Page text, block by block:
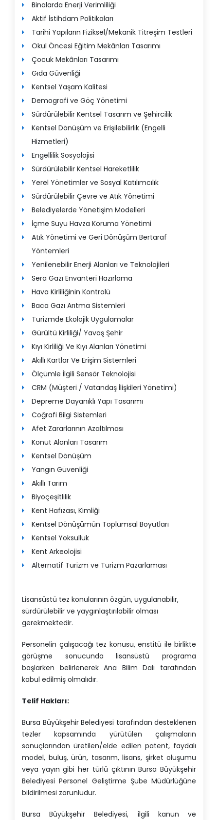
Binalarda Enerji Verimliliği
Aktif İstihdam Politikaları
Tarihi Yapıların Fiziksel/Mekanik Titreşim Testleri
Okul Öncesi Eğitim Mekânları Tasarımı
Çocuk Mekânları Tasarımı
Gıda Güvenliği
Kentsel Yaşam Kalitesi
Demografi ve Göç Yönetimi
Sürdürülebilir Kentsel Tasarım ve Şehircilik
Kentsel Dönüşüm ve Erişilebilirlik (Engelli
Hizmetleri)
Engellilik Sosyolojisi
Sürdürülebilir Kentsel Hareketlilik
Yerel Yönetimler ve Sosyal Katılımcılık
Sürdürülebilir Çevre ve Atık Yönetimi
Belediyelerde Yönetişim Modelleri
İçme Suyu Havza Koruma Yönetimi
Atık Yönetimi ve Geri Dönüşüm Bertaraf
Yöntemleri
Yenilenebilir Enerji Alanları ve Teknolojileri
Sera Gazı Envanteri Hazırlama
Hava Kirliliğinin Kontrolü
Baca Gazı Arıtma Sistemleri
Turizmde Ekolojik Uygulamalar
Gürültü Kirliliği/ Yavaş Şehir
Kıyı Kirliliği Ve Kıyı Alanları Yönetimi
Akıllı Kartlar Ve Erişim Sistemleri
Ölçümle İlgili Sensör Teknolojisi
CRM (Müşteri / Vatandaş İlişkileri Yönetimi)
Depreme Dayanıklı Yapı Tasarımı
Coğrafi Bilgi Sistemleri
Afet Zararlarının Azaltılması
Konut Alanları Tasarım
Kentsel Dönüşüm
Yangın Güvenliği
Akıllı Tarım
Biyoçeşitlilik
Kent Hafızası, Kimliği
Kentsel Dönüşümün Toplumsal Boyutları
Kentsel Yoksulluk
Kent Arkeolojisi
Alternatif Turizm ve Turizm Pazarlaması
Lisansüstü tez konularının özgün, uygulanabilir,
sürdürülebilir ve yaygınlaştırılabilir olması
gerekmektedir.
Personelin çalışacağı tez konusu, enstitü ile birlikte
görüşme sonucunda lisansüstü programa
başlarken belirlenerek Ana Bilim Dalı tarafından
kabul edilmiş olmalıdır.
Telif Hakları:
Bursa Büyükşehir Belediyesi tarafından desteklenen
tezler kapsamında yürütülen çalışmaların
sonuçlarından üretilen/elde edilen patent, faydalı
model, buluş, ürün, tasarım, lisans, şirket oluşumu
veya yayın gibi her türlü çıktının Bursa Büyükşehir
Belediyesi Personel Geliştirme Şube Müdürlüğüne
bildirilmesi zorunludur.
Bursa Büyükşehir Belediyesi, ilgili kanun ve